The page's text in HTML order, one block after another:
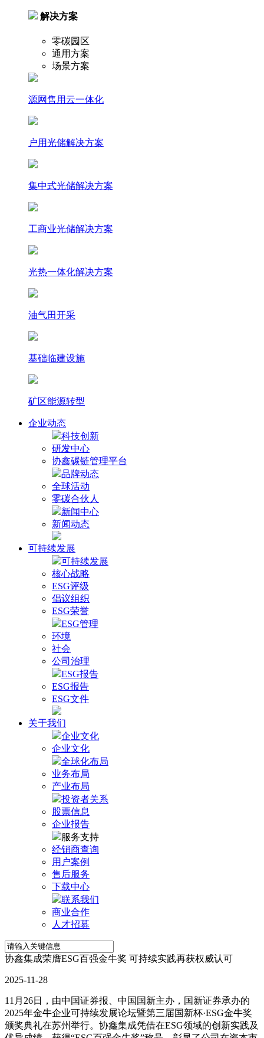
解决方案
零碳园区
通用方案
场景方案
源网售用云一体化
户⽤光储解决⽅案
集中式光储解决⽅案
⼯商业光储解决⽅案
光热⼀体化解决⽅案
油气田开采
基础临建设施
矿区能源转型
企业动态
科技创新
研发中心
协鑫碳链管理平台
品牌动态
全球活动
零碳合伙人
新闻中心
新闻动态
可持续发展
可持续发展
核心战略
ESG评级
倡议组织
ESG荣誉
ESG管理
环境
社会
公司治理
ESG报告
ESG报告
ESG文件
关于我们
企业文化
企业文化
全球化布局
业务布局
产业布局
投资者关系
股票信息
企业报告
服务支持
经销商查询
用户案例
售后服务
下载中心
联系我们
商业合作
人才招募
协鑫集成荣膺ESG百强金牛奖 可持续实践再获权威认可
2025-11-28
11月26日，由中国证券报、中国国新主办，国新证券承办的
2025年金牛企业可持续发展论坛暨第三届国新杯·ESG金牛奖
颁奖典礼在苏州举行。协鑫集成凭借在ESG领域的创新实践及